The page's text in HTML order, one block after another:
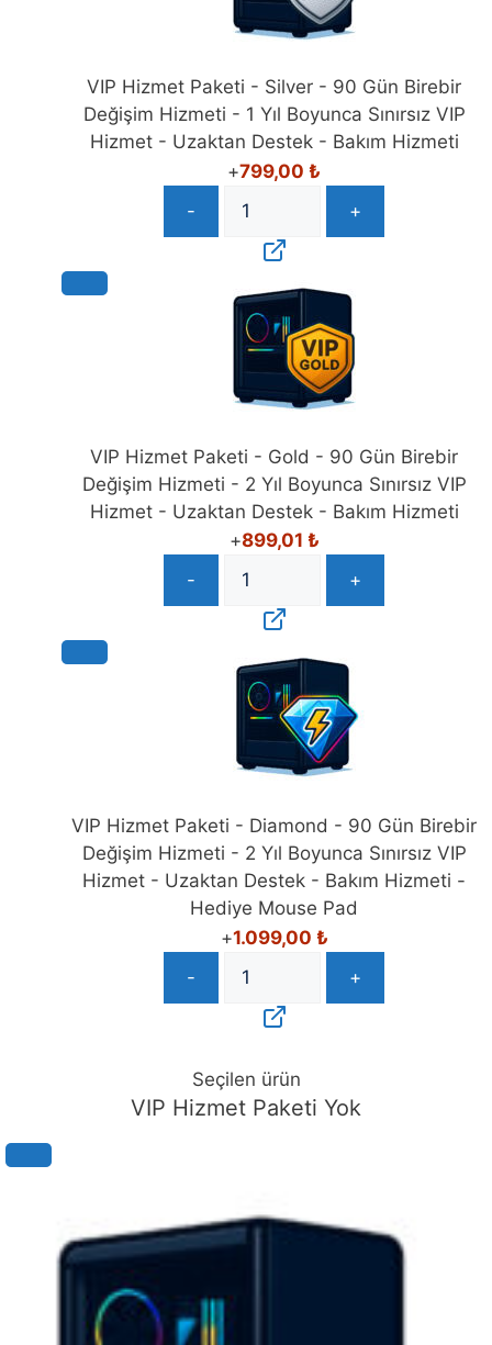
VIP Hizmet Paketi - Silver - 90 Gün Birebir
Değişim Hizmeti - 1 Yıl Boyunca Sınırsız VIP
Hizmet - Uzaktan Destek - Bakım Hizmeti
+799,00 ₺
-
+
VIP Hizmet Paketi - Gold - 90 Gün Birebir
Değişim Hizmeti - 2 Yıl Boyunca Sınırsız VIP
Hizmet - Uzaktan Destek - Bakım Hizmeti
+899,01 ₺
-
+
VIP Hizmet Paketi - Diamond - 90 Gün Birebir
Değişim Hizmeti - 2 Yıl Boyunca Sınırsız VIP
Hizmet - Uzaktan Destek - Bakım Hizmeti -
Hediye Mouse Pad
+1.099,00 ₺
-
+
Seçilen ürün
VIP Hizmet Paketi Yok